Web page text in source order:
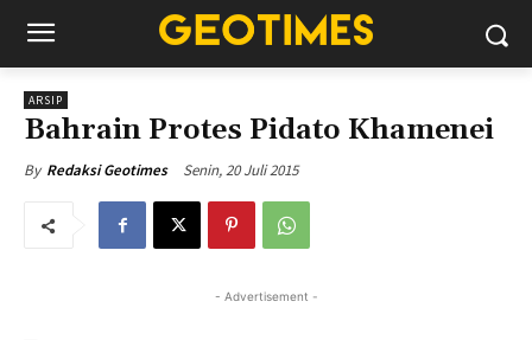
ARSIP
Bahrain Protes Pidato Khamenei
By Redaksi Geotimes Senin, 20 Juli 2015
- Advertisement -